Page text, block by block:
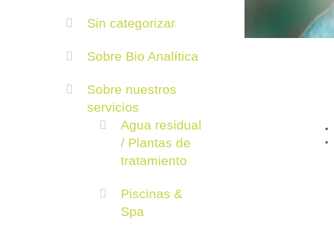
Sin categorizar
Sobre Bio Analítica
Sobre nuestros
servicios
Agua residual
/ Plantas de
tratamiento
Piscinas &
Spa